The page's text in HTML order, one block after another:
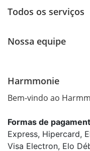
Todos os serviços
Nossa equipe
Harmmonie
Bem-vindo ao
Formas de
Express, Hipercard,
Visa Electron, Elo